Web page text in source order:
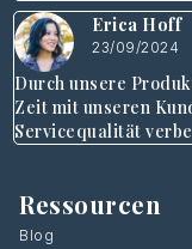
Erica Hoff
23/09/2024
Durch unsere
Zeit mit unseren
Servicequalität
Ressourcen
Blog